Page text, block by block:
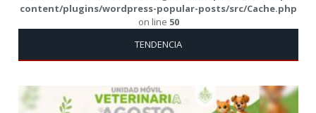
content/plugins/wordpress-popular-posts/src/Cache.php
on line 50
TENDENCIA